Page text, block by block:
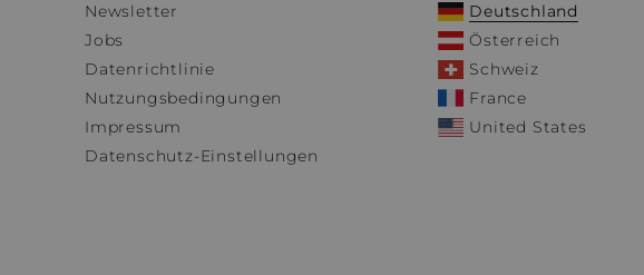
Newsletter
Jobs
Datenrichtlinie
Nutzungsbedingungen
Impressum
Datenschutz-Einstellungen
Deutschland
Österreich
Schweiz
France
United States